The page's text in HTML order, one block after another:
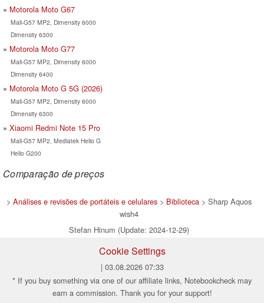
Motorola Moto G67
Mali-G57 MP2, Dimensity 6000
Dimensity 6300
Motorola Moto G77
Mali-G57 MP2, Dimensity 6000
Dimensity 6400
Motorola Moto G 5G (2026)
Mali-G57 MP2, Dimensity 6000
Dimensity 6300
Xiaomi Redmi Note 15 Pro
Mali-G57 MP2, Mediatek Helio G
Helio G200
Comparação de preços
> Análises e revisões de portáteis e celulares > Biblioteca > Sharp Aquos
wish4
Stefan Hinum (Update: 2024-12-29)
Cookie Settings
| 03.08.2026 07:33
* If you buy something via one of our affiliate links, Notebookcheck may
earn a commission. Thank you for your support!